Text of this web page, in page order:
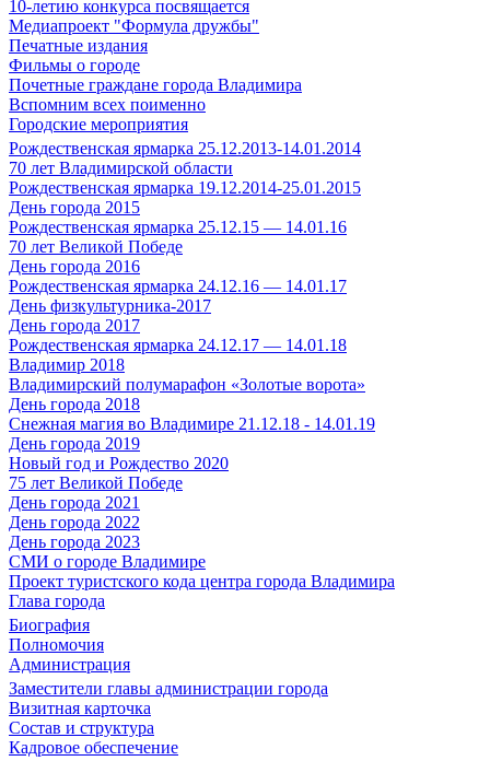
10-летию конкурса посвящается
Медиапроект "Формула дружбы"
Печатные издания
Фильмы о городе
Почетные граждане города Владимира
Вспомним всех поименно
Городские мероприятия
Рождественская ярмарка 25.12.2013-14.01.2014
70 лет Владимирской области
Рождественская ярмарка 19.12.2014-25.01.2015
День города 2015
Рождественская ярмарка 25.12.15 — 14.01.16
70 лет Великой Победе
День города 2016
Рождественская ярмарка 24.12.16 — 14.01.17
День физкультурника-2017
День города 2017
Рождественская ярмарка 24.12.17 — 14.01.18
Владимир 2018
Владимирский полумарафон «Золотые ворота»
День города 2018
Снежная магия во Владимире 21.12.18 - 14.01.19
День города 2019
Новый год и Рождество 2020
75 лет Великой Победе
День города 2021
День города 2022
День города 2023
СМИ о городе Владимире
Проект туристского кода центра города Владимира
Глава города
Биография
Полномочия
Администрация
Заместители главы администрации города
Визитная карточка
Состав и структура
Кадровое обеспечение